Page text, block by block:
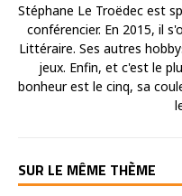
Stéphane Le Troëdec est
conférencier. En 2015, il
Littéraire. Ses autres
jeux. Enfin, et c'est le
bonheur est le cinq, sa
SUR LE MÊME THÈME